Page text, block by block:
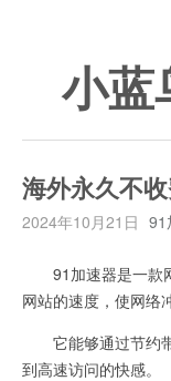
小蓝
海外永久不
2024年10月21日 91
91加速器是一款网
网站的速度，使网络
它能够通过节约带
到高速访问的快感。